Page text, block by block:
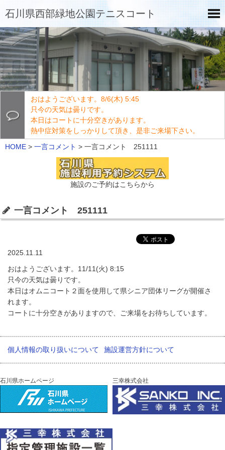
石川県西部緑地公園テニスコート
おはようございます。8/6(木) 5:45
只今の天気は曇りです。
本日はコートに十分空きがあります。
熱中症対策をしっかりして頂き、是非ご来場下さい。
HOME > 一言コメント > 一言コメント 251111
施設のご予約はこちらから
一言コメント 251111
2025.11.11
おはようございます。11/11(火) 8:15
只今の天気は曇りです。
本日はオムニコート２面を使用して県シニア団体リーグが開催さ
れます。
コートに十分空きがありますので、ご来場をお待ちしています。
個人情報の取り扱いについて 施設運営方針について
石川県ホームページ 三幸株式会社